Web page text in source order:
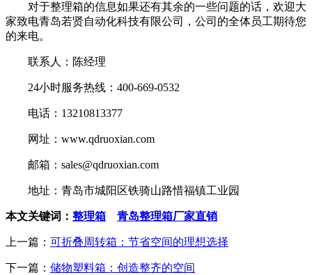
对于整理箱的信息如果还有其余的一些问题的话，欢迎大
家致电青岛若贤自动化科技有限公司，公司的全体员工期待您
的来电。
联系人：陈经理
24小时服务热线：400-669-0532
电话：13210813377
网址：www.qdruoxian.com
邮箱：sales@qdruoxian.com
地址：青岛市城阳区铁骑山路惜福镇工业园
本文关键词： 整理箱 青岛整理箱厂家直销
上一篇： 可折叠周转箱：节省空间的理想选择
下一篇： 储物塑料箱：创造整齐的空间